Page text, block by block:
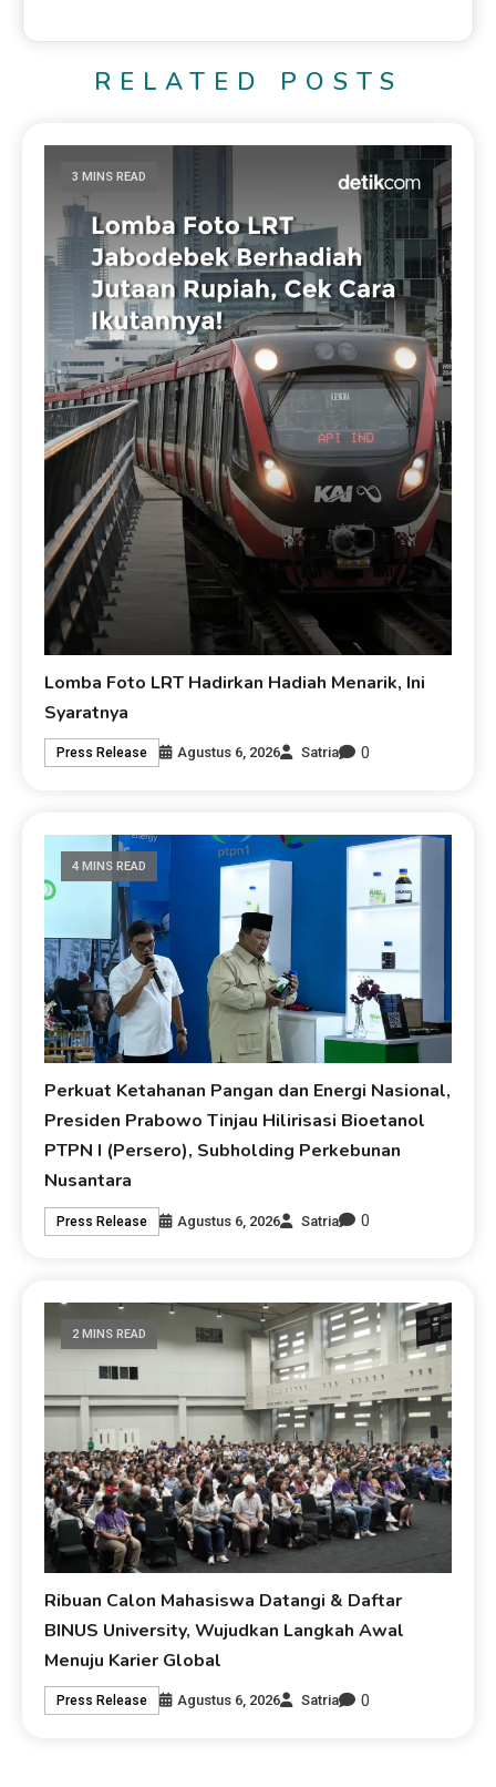
RELATED POSTS
3 MINS READ
Lomba Foto LRT Hadirkan Hadiah Menarik, Ini
Syaratnya
Press Release Agustus 6, 2026 Satria 0
4 MINS READ
Perkuat Ketahanan Pangan dan Energi Nasional,
Presiden Prabowo Tinjau Hilirisasi Bioetanol
PTPN I (Persero), Subholding Perkebunan
Nusantara
Press Release Agustus 6, 2026 Satria 0
2 MINS READ
Ribuan Calon Mahasiswa Datangi & Daftar
BINUS University, Wujudkan Langkah Awal
Menuju Karier Global
Press Release Agustus 6, 2026 Satria 0